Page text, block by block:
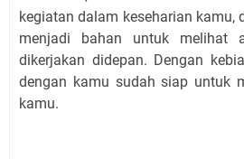
kegiatan dalam keseharian kamu,
menjadi bahan untuk melihat
dikerjakan didepan. Dengan
dengan kamu sudah siap untuk
kamu.